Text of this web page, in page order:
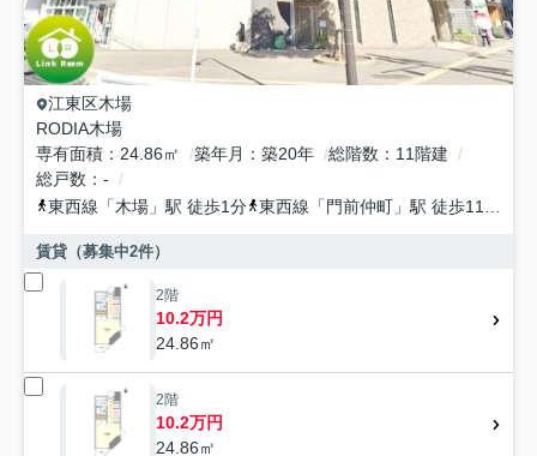
江東区木場
RODIA木場
専有面積
24.86㎡ 築年月 築20年 総階数
11階建
総戸数
-
東西線 「木場 」駅 徒歩1分 東西線 「 門前仲町 」駅 徒歩11分
賃貸（募集中2件）
2階
10.2万円
24.86㎡
2階
10.2万円
24.86㎡